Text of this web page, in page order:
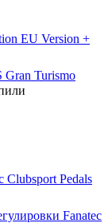
EU Version +
Gran Turismo
Pedals
Fanatec